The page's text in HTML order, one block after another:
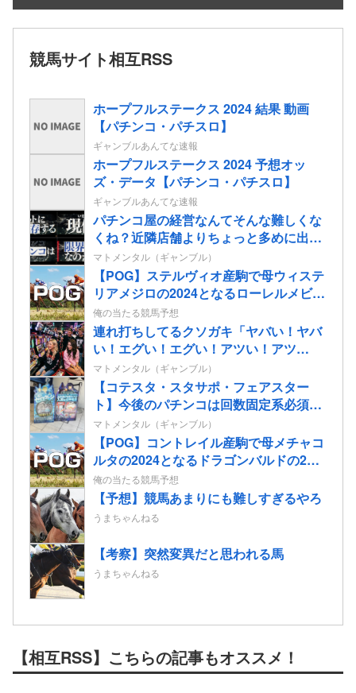
競馬サイト相互RSS
ホープフルステークス 2024 結果 動画
【パチンコ・パチスロ】
ギャンブルあんてな速報
ホープフルステークス 2024 予想オッ
ズ・データ【パチンコ・パチスロ】
ギャンブルあんてな速報
パチンコ屋の経営なんてそんな難しくな
くね？近隣店舗よりちょっと多めに出し
ておけば勝手に客が寄ってくるのに強欲
すぎて極限まで搾り取るから客が飛ぶん
だよ
マトメンタル（ギャンブル）
【POG】ステルヴィオ産駒で母ウィステ
リアメジロの2024となるローレルメビウ
スの2歳情報
俺の当たる競馬予想
連れ打ちしてるクソガキ「ヤバい！ヤバ
い！エグい！エグい！アツい！アツ
い！」←語彙力無さすぎだろｗｗｗ
マトメンタル（ギャンブル）
【コテスタ・スタサポ・フェアスター
ト】今後のパチンコは回数固定系必須で
いいよな。そして釘は完全に廃止するべ
き
マトメンタル（ギャンブル）
【POG】コントレイル産駒で母メチャコ
ルタの2024となるドラゴンバルドの2歳
情報
俺の当たる競馬予想
【予想】競馬あまりにも難しすぎるやろ
うまちゃんねる
【考察】突然変異だと思われる馬
うまちゃんねる
【相互RSS】こちらの記事もオススメ！